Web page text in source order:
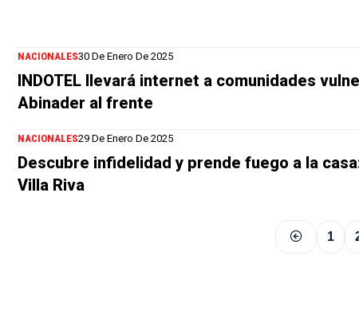
NACIONALES30 De Enero De 2025
INDOTEL llevará internet a comunidades
Abinader al frente
NACIONALES29 De Enero De 2025
Descubre infidelidad y prende fuego a la
Villa Riva
1